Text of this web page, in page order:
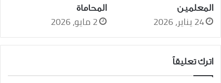
المعلمين
24 يناير، 2026
المحاماة
2 مايو، 2026
اترك تعليقاً